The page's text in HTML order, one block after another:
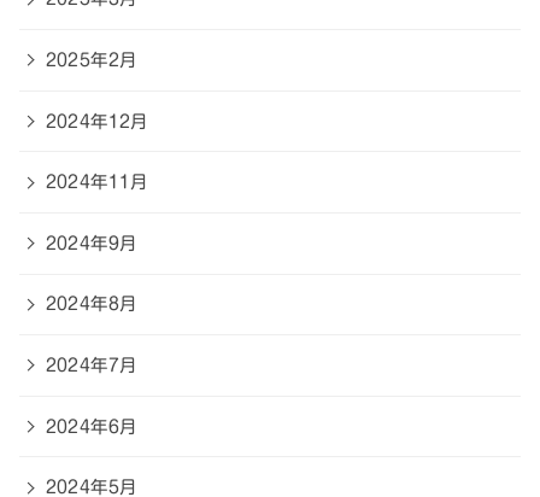
2025年2月
2024年12月
2024年11月
2024年9月
2024年8月
2024年7月
2024年6月
2024年5月